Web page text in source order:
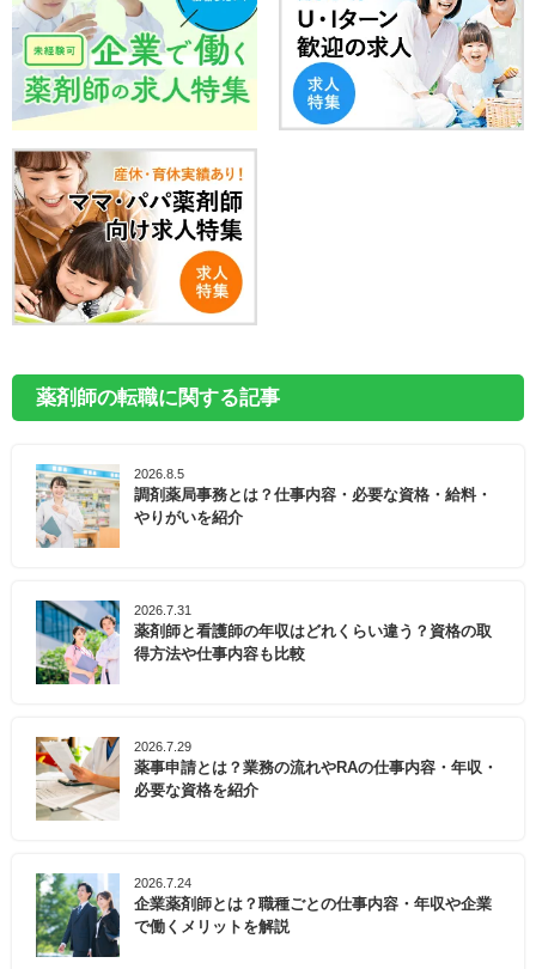
薬剤師の転職に関する記事
2026.8.5
調剤薬局事務とは？仕事内容・必要な資格・給料・
やりがいを紹介
2026.7.31
薬剤師と看護師の年収はどれくらい違う？資格の取
得方法や仕事内容も比較
2026.7.29
薬事申請とは？業務の流れやRAの仕事内容・年収・
必要な資格を紹介
2026.7.24
企業薬剤師とは？職種ごとの仕事内容・年収や企業
で働くメリットを解説